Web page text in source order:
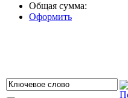
Общая сумма:
Оформить